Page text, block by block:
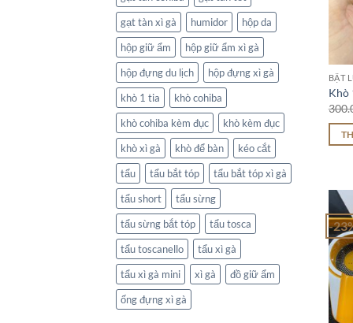
gạt tàn xì gà
humidor
hộp da
hộp giữ ẩm
hộp giữ ẩm xì gà
hộp đựng du lịch
hộp đựng xì gà
khò 1 tia
khò cohiba
khò cohiba kèm đục
khò kèm đục
khò xì gà
khò để bàn
kéo cắt
tẩu
tẩu bắt tóp
tẩu bắt tóp xì gà
tẩu short
tẩu sừng
tẩu sừng bắt tóp
tẩu tosca
tẩu toscanello
tẩu xì gà
tẩu xì gà mini
xì gà
đồ giữ ẩm
ống đựng xì gà
BẬT
Khò
-